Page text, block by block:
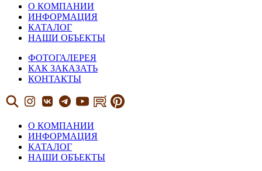
О КОМПАНИИ
ИНФОРМАЦИЯ
КАТАЛОГ
НАШИ ОБЪЕКТЫ
ФОТОГАЛЕРЕЯ
КАК ЗАКАЗАТЬ
КОНТАКТЫ
О КОМПАНИИ
ИНФОРМАЦИЯ
КАТАЛОГ
НАШИ ОБЪЕКТЫ